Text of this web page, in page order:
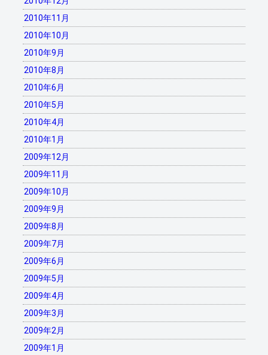
2010年11月
2010年10月
2010年9月
2010年8月
2010年6月
2010年5月
2010年4月
2010年1月
2009年12月
2009年11月
2009年10月
2009年9月
2009年8月
2009年7月
2009年6月
2009年5月
2009年4月
2009年3月
2009年2月
2009年1月